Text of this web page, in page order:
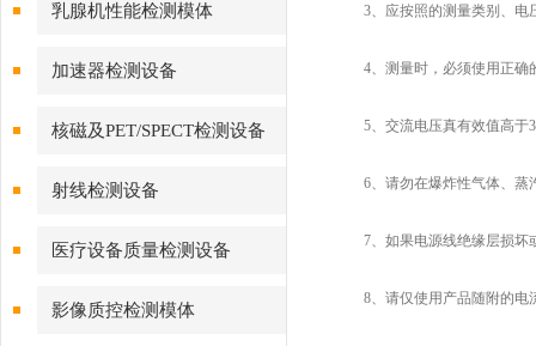
乳腺机性能检测模体
加速器检测设备
核磁及PET/SPECT检测设备
射线检测设备
医疗设备质量检测设备
影像质控检测模体
3、应按照的测量类别、电
4、测量时，必须使用正确
5、交流电压真有效值高于
6、请勿在爆炸性气体、蒸
7、如果电源线绝缘层损坏
8、请仅使用产品随附的电